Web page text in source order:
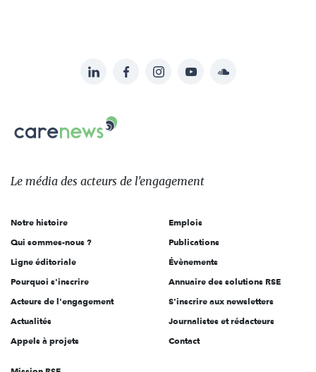
sur:
LinkedInFacebookInstagramYouTubeSoundcloud
Carenews,
Le
des
l'engagement
Le média des acteurs de l'engagement
Notre histoire
Qui sommes-nous ?
Ligne éditoriale
Pourquoi s'inscrire
Acteurs de l'engagement
Actualités
Appels à projets
Emplois
Publications
Évènements
Annuaire des solutions RSE
S'inscrire aux newsletters
Journalistes et rédacteurs
Contact